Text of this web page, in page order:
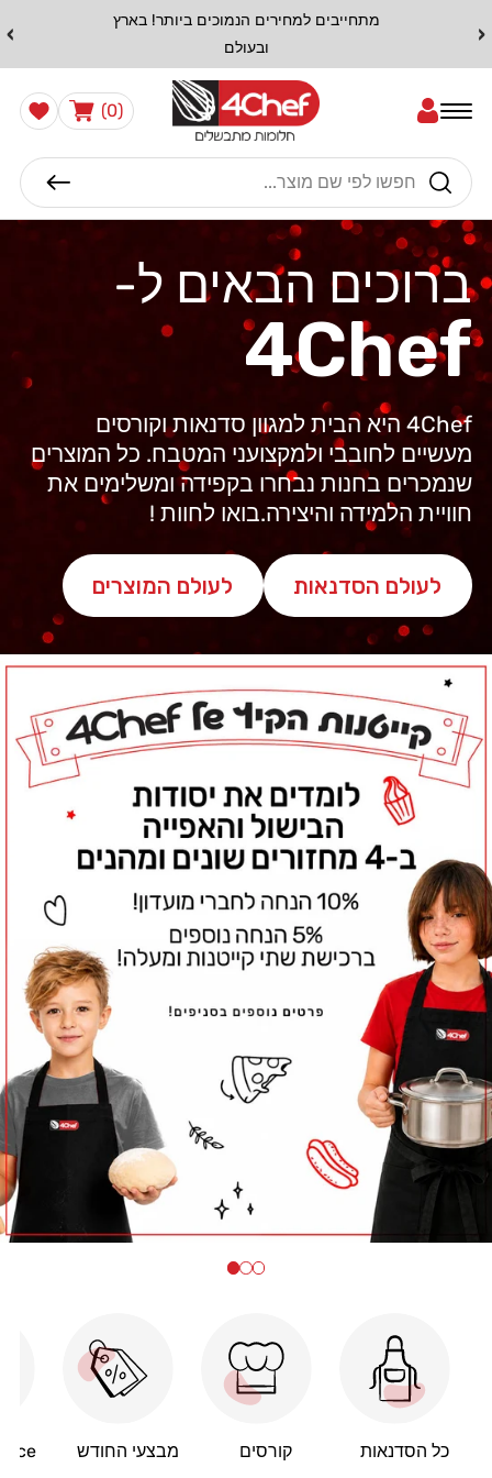
‹
מתחייבים למחירים הנמוכים ביותר! בארץ
ובעולם
›
חיפוש
עֲגָלָה(0)
0
פריטים
הרשימה
שלי
ברוכים הבאים ל-
4Chef
4Chef היא הבית למגוון סדנאות וקורסים
מעשיים לחובבי ולמקצועני המטבח. כל המוצרים
שנמכרים בחנות נבחרו בקפידה ומשלימים את
חוויית הלמידה והיצירה.בואו לחוות !
לעולם הסדנאות לעולם המוצרים
כל הסדנאות קורסים מבצעי החודש